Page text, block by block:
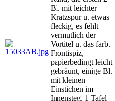
Bl. mit leichter
Kratzspur u. etwas
fleckig, es fehlt
vermutlich der
Vortitel u. das farb.
Frontispiz,
papierbedingt leicht
gebräunt, einige Bl.
mit kleinen
Einstichen im
Innensteg, 1 Tafel